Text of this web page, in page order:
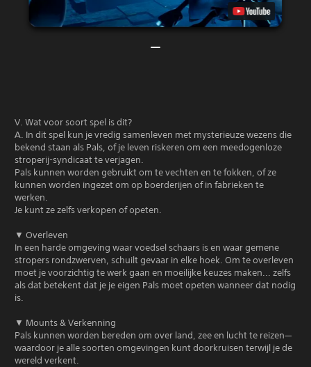
V. Wat voor soort spel is dit?
A. In dit spel kun je vredig samenleven met mysterieuze wezens die
bekend staan als Pals, of je leven riskeren om een meedogenloze
stroperij-syndicaat te verjagen.
Pals kunnen worden gebruikt om te vechten en te fokken, of ze
kunnen worden ingezet om op boerderijen of in fabrieken te
werken.
Je kunt ze zelfs verkopen of opeten.
▼ Overleven
In een harde omgeving waar voedsel schaars is en waar gemene
stropers rondzwerven, schuilt gevaar in elke hoek. Om te overleven
moet je voorzichtig te werk gaan en moeilijke keuzes maken... zelfs
als dat betekent dat je je eigen Pals moet opeten wanneer dat nodig
is.
▼ Mounts & Verkenning
Pals kunnen worden bereden om over land, zee en lucht te reizen—
waardoor je alle soorten omgevingen kunt doorkruisen terwijl je de
wereld verkent.